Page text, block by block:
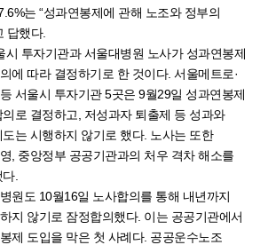
는 “성과연봉제에 관해 노조와 정부의
답했다.
시 투자기관과 서울대병원 노사가 성과연봉제
에 따라 결정하기로 한 것이다. 서울메트로·
서울시 투자기관 5곳은 9월29일 성과연봉제
로 결정하고, 저성과자 퇴출제 등 성과와
는 시행하지 않기로 했다. 노사는 또한
, 중앙정부 공공기관과의 처우 격차 해소를
.
원도 10월16일 노사합의를 통해 내년까지
지 않기로 잠정합의했다. 이는 공공기관에서
제 도입을 막은 첫 사례다. 공공운수노조